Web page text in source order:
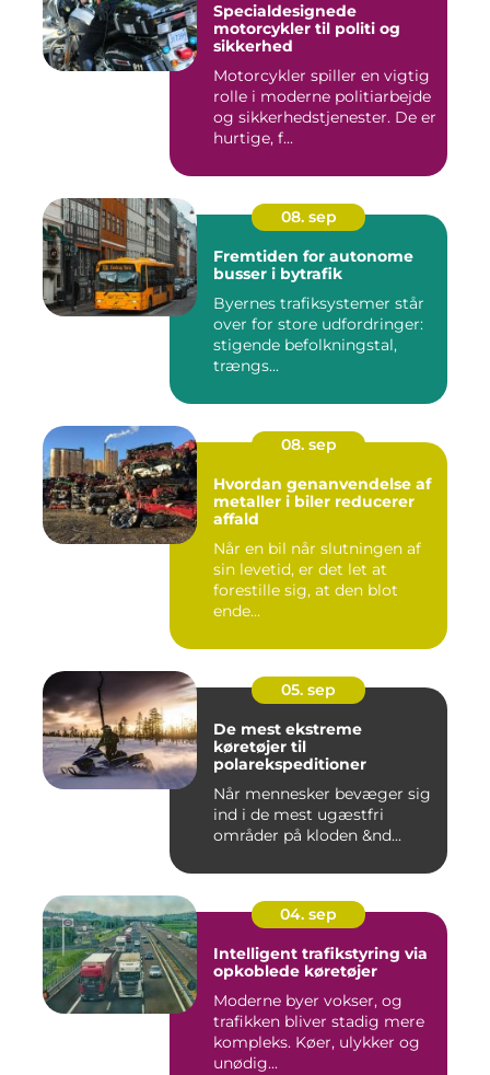
Specialdesignede
motorcykler til politi og
sikkerhed
Motorcykler spiller en vigtig
rolle i moderne politiarbejde
og sikkerhedstjenester. De er
hurtige, f...
08. sep
Fremtiden for autonome
busser i bytrafik
Byernes trafiksystemer står
over for store udfordringer:
stigende befolkningstal,
trængs...
08. sep
Hvordan genanvendelse af
metaller i biler reducerer
affald
Når en bil når slutningen af
sin levetid, er det let at
forestille sig, at den blot
ende...
05. sep
De mest ekstreme
køretøjer til
polarekspeditioner
Når mennesker bevæger sig
ind i de mest ugæstfri
områder på kloden &nd...
04. sep
Intelligent trafikstyring via
opkoblede køretøjer
Moderne byer vokser, og
trafikken bliver stadig mere
kompleks. Køer, ulykker og
unødig...